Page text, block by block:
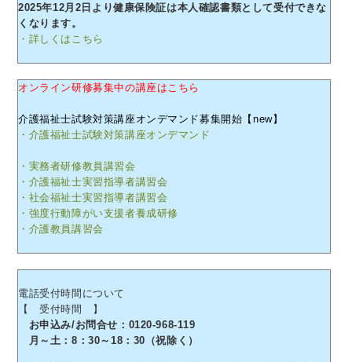
2025年12月2日より健康保険証は本人確認書類として受付できな
くなります。
・詳しくはこちら
オンライン研修募集中の講座はこちら
介護福祉士試験対策講座オンデマンド募集開始【new】
・介護福祉士試験対策講座オンデマンド
・実務者研修教員講習会
・介護福祉士実習指導者講習会
・社会福祉士実習指導者講習会
・強度行動障がい支援者養成研修
・介護教員講習会
電話受付時間について
【 受付時間 】
お申込み/お問合せ：0120-968-119
月～土：8：30～18：30（祝除く）